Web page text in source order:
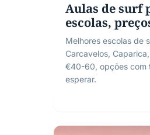
Aulas de surf
escolas,
Melhores escolas de
Carcavelos,
€40-60, opções com
esperar.